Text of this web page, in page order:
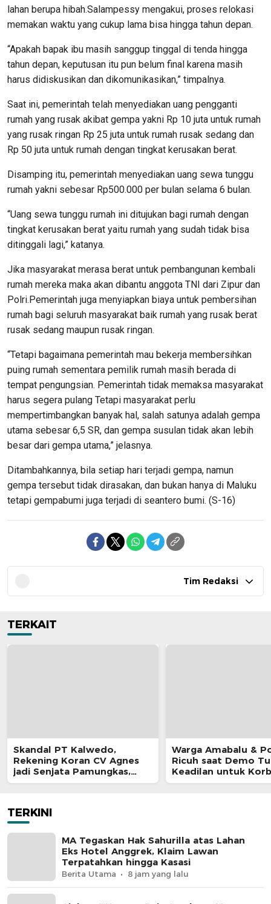
lahan berupa hibah.Salampessy mengakui, proses relokasi
memakan waktu yang cukup lama bisa hingga tahun depan.
“Apakah bapak ibu masih sanggup tinggal di tenda hingga
tahun depan, keputusan itu pun belum final karena masih
harus didiskusikan dan dikomunikasikan,” timpalnya.
Saat ini, pemerintah telah menyediakan uang pengganti
rumah yang rusak akibat gempa yakni Rp 10 juta untuk rumah
yang rusak ringan Rp 25 juta untuk rumah rusak sedang dan
Rp 50 juta untuk rumah dengan tingkat kerusakan berat.
Disamping itu, pemerintah menyediakan uang sewa tunggu
rumah yakni sebesar Rp500.000 per bulan selama 6 bulan.
“Uang sewa tunggu rumah ini ditujukan bagi rumah dengan
tingkat kerusakan berat yaitu rumah yang sudah tidak bisa
ditinggali lagi,” katanya.
Jika masyarakat merasa berat untuk pembangunan kembali
rumah mereka maka akan dibantu anggota TNI dari Zipur dan
Polri.Pemerintah juga menyiapkan biaya untuk pembersihan
rumah bagi seluruh masyarakat baik rumah yang rusak berat
rusak sedang maupun rusak ringan.
“Tetapi bagaimana pemerintah mau bekerja membersihkan
puing rumah sementara pemilik rumah masih berada di
tempat pengungsian. Pemerintah tidak memaksa masyarakat
harus segera pulang Tetapi masyarakat perlu
mempertimbangkan banyak hal, salah satunya adalah gempa
utama sebesar 6,5 SR, dan gempa susulan tidak akan lebih
besar dari gempa utama,” jelasnya.
Ditambahkannya, bila setiap hari terjadi gempa, namun
gempa tersebut tidak dirasakan, dan bukan hanya di Maluku
tetapi gempabumi juga terjadi di seantero bumi. (S-16)
Tim Redaksi
TERKAIT
Skandal PT Kalwedo,
Rekening Koran CV Agnes
jadi Senjata Pamungkas,
Kejati Maluku Diduga “Masuk
Warga Amabalu &
Ricuh saat Demo
Keadilan untuk
Penganiayaan
TERKINI
MA Tegaskan Hak Sahurilla atas Lahan
Eks Hotel Anggrek, Klaim Lawan
Terpatahkan hingga Kasasi
Berita Utama 8 jam yang lalu